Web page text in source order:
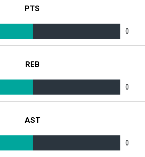
PTS
0
REB
0
AST
0